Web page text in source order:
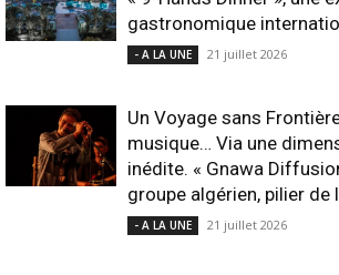
gastronomique
- A LA UNE 21 juillet 2026
Un Voyage sans
musique… Via une
inédite. « Gnawa
groupe algérien, pilier de
- A LA UNE 21 juillet 2026